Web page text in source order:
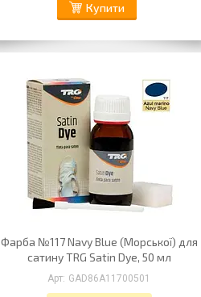
Купити
Фарба №117 Navy Blue (Морської) для
сатину TRG Satin Dye, 50 мл
GAD86А11700501